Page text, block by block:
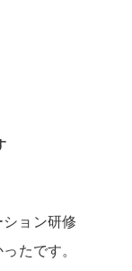
ョン研修
たです。